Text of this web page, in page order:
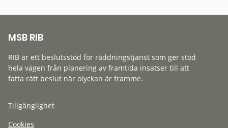
MSB RIB
RIB är ett beslutsstöd för räddningstjänst som ger stöd
hela vägen från planering av framtida insatser till att
fatta rätt beslut när olyckan är framme.
Tillgänglighet
Cookies